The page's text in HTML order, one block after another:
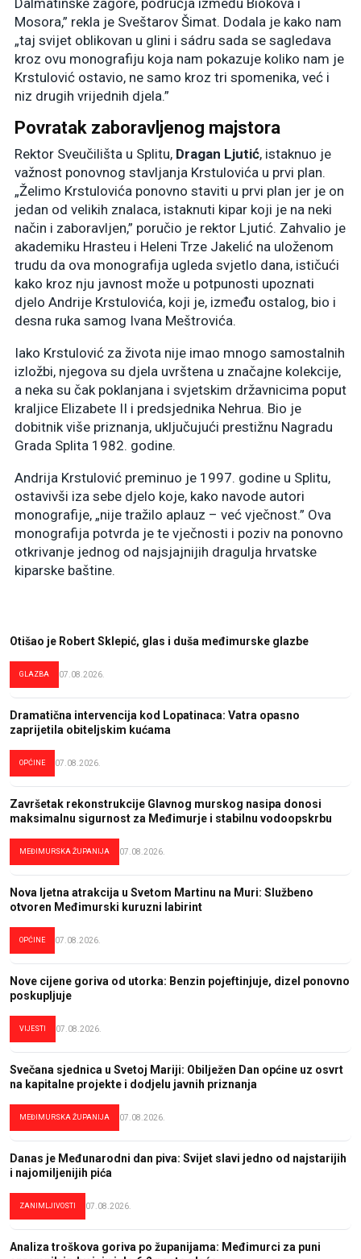
Dalmatinske zagore, područja između Biokova i
Mosora,” rekla je Sveštarov Šimat. Dodala je kako nam
„taj svijet oblikovan u glini i sádru sada se sagledava
kroz ovu monografiju koja nam pokazuje koliko nam je
Krstulović ostavio, ne samo kroz tri spomenika, već i
niz drugih vrijednih djela.”
Povratak zaboravljenog majstora
Rektor Sveučilišta u Splitu, Dragan Ljutić, istaknuo je
važnost ponovnog stavljanja Krstulovića u prvi plan.
„Želimo Krstulovića ponovno staviti u prvi plan jer je on
jedan od velikih znalaca, istaknuti kipar koji je na neki
način i zaboravljen,” poručio je rektor Ljutić. Zahvalio je
akademiku Hrasteu i Heleni Trze Jakelić na uloženom
trudu da ova monografija ugleda svjetlo dana, ističući
kako kroz nju javnost može u potpunosti upoznati
djelo Andrije Krstulovića, koji je, između ostalog, bio i
desna ruka samog Ivana Meštrovića.
Iako Krstulović za života nije imao mnogo samostalnih
izložbi, njegova su djela uvrštena u značajne kolekcije,
a neka su čak poklanjana i svjetskim državnicima poput
kraljice Elizabete II i predsjednika Nehrua. Bio je
dobitnik više priznanja, uključujući prestižnu Nagradu
Grada Splita 1982. godine.
Andrija Krstulović preminuo je 1997. godine u Splitu,
ostavivši iza sebe djelo koje, kako navode autori
monografije, „nije tražilo aplauz – već vječnost.” Ova
monografija potvrda je te vječnosti i poziv na ponovno
otkrivanje jednog od najsjajnijih dragulja hrvatske
kiparske baštine.
Otišao je Robert Sklepić, glas i duša međimurske glazbe
GLAZBA 07.08.2026.
Dramatična intervencija kod Lopatinaca: Vatra opasno
zaprijetila obiteljskim kućama
OPĆINE 07.08.2026.
Završetak rekonstrukcije Glavnog murskog nasipa donosi
maksimalnu sigurnost za Međimurje i stabilnu vodoopskrbu
MEĐIMURSKA ŽUPANIJA 07.08.2026.
Nova ljetna atrakcija u Svetom Martinu na Muri: Službeno
otvoren Međimurski kuruzni labirint
OPĆINE 07.08.2026.
Nove cijene goriva od utorka: Benzin pojeftinjuje, dizel ponovno
poskupljuje
VIJESTI 07.08.2026.
Svečana sjednica u Svetoj Mariji: Obilježen Dan općine uz osvrt
na kapitalne projekte i dodjelu javnih priznanja
MEĐIMURSKA ŽUPANIJA 07.08.2026.
Danas je Međunarodni dan piva: Svijet slavi jedno od najstarijih
i najomiljenijih pića
ZANIMLJIVOSTI 07.08.2026.
Analiza troškova goriva po županijama: Međimurci za puni